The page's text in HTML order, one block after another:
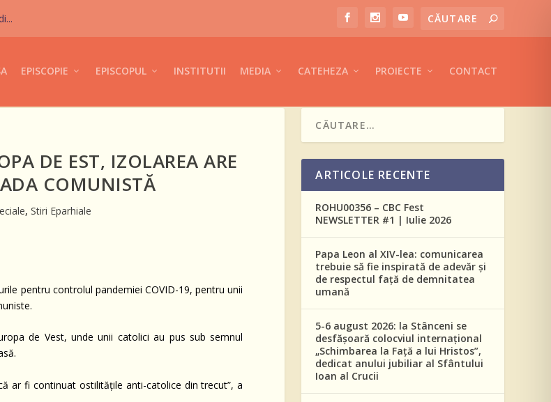
EPISCOPIE EPISCOPUL INSTITUTII MEDIA CATEHEZA PROIECTE CONTACT
DE EST, IZOLAREA ARE
COMUNISTĂ
, Stiri Eparhiale
pentru controlul pandemiei COVID-19, pentru unii
de Vest, unde unii catolici au pus sub semnul
ar fi continuat ostilitățile anti-catolice din trecut”, a
ARTICOLE RECENTE
ROHU00356 – CBC Fest
NEWSLETTER #1 | Iulie 2026
Papa Leon al XIV-lea: comunicarea
trebuie să fie inspirată de adevăr și
de respectul față de demnitatea
umană
5-6 august 2026: la Stânceni se
desfășoară colocviul internațional
„Schimbarea la Față a lui Hristos”,
dedicat anului jubiliar al Sfântului
Ioan al Crucii